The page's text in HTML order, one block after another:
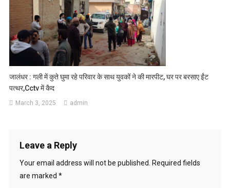
जालंधर : गली में कुते घुमा रहे परिवार के साथ युवकों ने की मारपीट, घर पर बरसाए ईंट
पत्थर,Cctv में कैद
March 3, 2025 admin
Leave a Reply
Your email address will not be published. Required fields
are marked *